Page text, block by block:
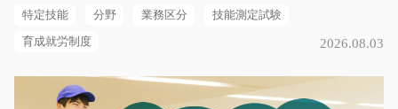
気になる
工業団地内で精密計測器の組立/g05_00390
特定技能 分野 業務区分 技能測定試験
育成就労制度 2026.08.03